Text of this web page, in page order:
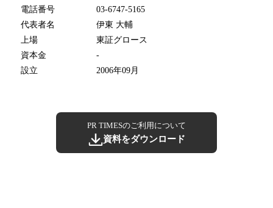
電話番号
03-6747-5165
代表者名
伊東 大輔
上場
東証グロース
資本金
-
設立
2006年09月
PR TIMESのご利用について
資料をダウンロード